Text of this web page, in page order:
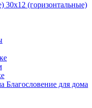
30x12 (горизонтальные)
Благословение для дома